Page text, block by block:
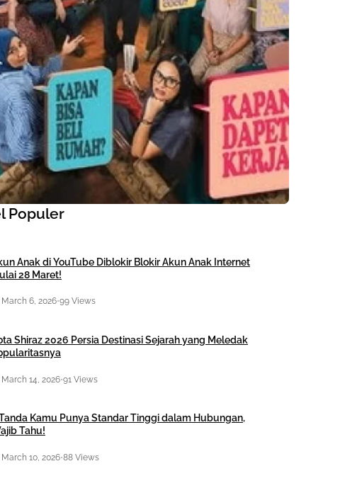
Populer
Anak di YouTube Diblokir Blokir Akun Anak Internet
28 Maret!
March 6, 2026•99 Views
Shiraz 2026 Persia Destinasi Sejarah yang Meledak
March 14, 2026•91 Views
Kamu Punya Standar Tinggi dalam Hubungan,
Tahu!
March 10, 2026•88 Views